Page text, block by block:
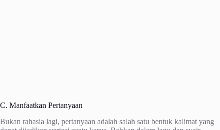
C. Manfaatkan Pertanyaan
Bukan rahasia lagi, pertanyaan adalah salah satu bentuk kalimat yang